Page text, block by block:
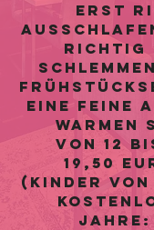
Erst
richtig
eine feine
warmen
Von 12
19,50
(Kinder von
Jahre: